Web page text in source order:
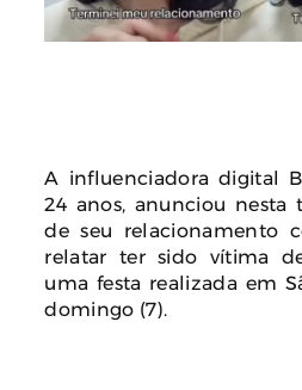
A influenciadora digital
24 anos, anunciou nesta
de seu relacionamento
relatar ter sido vítima
uma festa realizada em
domingo (7).